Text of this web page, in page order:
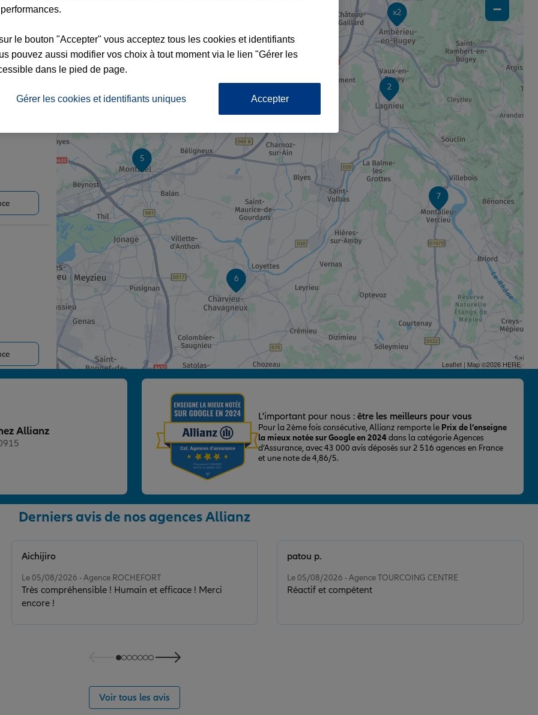
7
6
5
1 2
x2 −
Leaflet| Map ©2026 HERE
Allianz
L'important pour nous : être les meilleurs pour vous
Pour la 2ème fois consécutive, Allianz remporte le Prix de l’enseigne
la mieux notée sur Google en 2024dans la catégorie Agences
d’Assurance, avec 43 000 avis déposés sur 2 516 agences en France
et une note de 4,86/5.
Derniers avis de nos agences Allianz
Le 05/08/2026 - Agence ROCHEFORT
Très compréhensible ! Humain et efficace ! Merci
encore !
Aichijiro
Le 05/08/2026 - Agence TOURCOING CENTRE
Réactif et compétent
patou p.
Voir tous les avis
le bouton "Accepter" vous acceptez tous les cookies et identifiants
pouvez aussi modifier vos choix à tout moment via le lien "Gérer les
dans le pied de page.
Gérer les cookies et identifiants uniques Accepter